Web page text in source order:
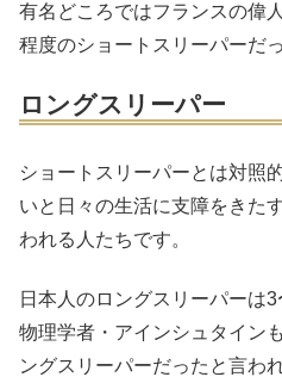
有名どころではフランスの偉
程度のショートスリーパーだ
ロングスリーパー
ショートスリーパーとは対照
いと日々の生活に支障をきた
われる人たちです。
日本人のロングスリーパーは
物理学者・アインシュタイン
ングスリーパーだったと言わ